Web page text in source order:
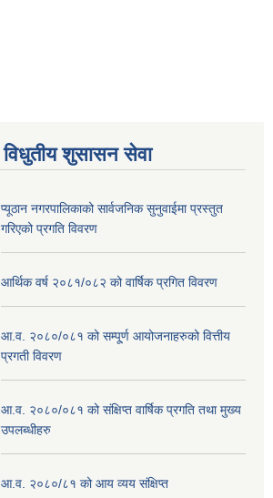
विधुतीय शुसासन सेवा
प्यूठान नगरपालिकाको सार्वजनिक सुनुवाईमा प्रस्तुत
गरिएको प्रगति विवरण
आर्थिक वर्ष २०८१/०८२ को वार्षिक प्रगित विवरण
आ.व. २०८०/०८१ को सम्पू्र्ण आयोजनाहरुको वित्तीय
प्रगती विवरण
आ.व. २०८०/०८१ को संक्षिप्त वार्षिक प्रगति तथा मुख्य
उपलब्धीहरु
आ.व. २०८०/८१ को आय व्यय संक्षिप्त